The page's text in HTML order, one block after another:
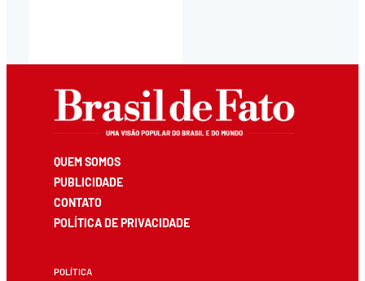
QUEM SOMOS
PUBLICIDADE
CONTATO
POLÍTICA DE PRIVACIDADE
POLÍTICA